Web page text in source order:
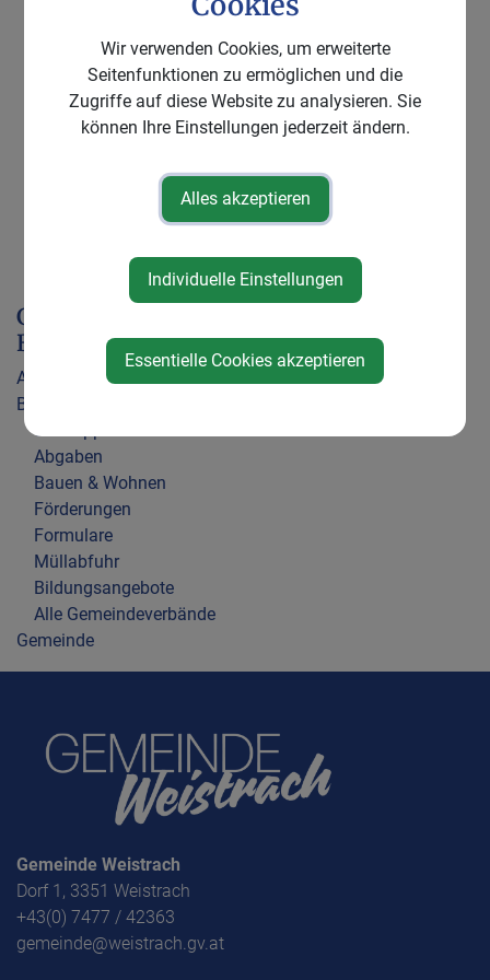
Gemeinde &
Bürgerservice
Aktuelles
Bürgerservice
Schnupperticket buchen
Abgaben
Bauen & Wohnen
Förderungen
Formulare
Müllabfuhr
Bildungsangebote
Alle Gemeindeverbände
Gemeinde
Unterhaltsansprüche nach der Scheidung
Scheidungen mit Schuldausspruch
Scheidungen ohne Schuldausspruch
Scheidung in derEU
zu diesem Thema
Letzte Aktualisierung:
Für den Inhalt verantwortlich:oesterreich.gv.at-
Gemeinde Weistrach
Dorf 1, 3351 Weistrach
+43(0) 7477 / 42363
gemeinde@weistrach.gv.at
Wir verwenden Cookies, um erweiterte
Seitenfunktionen zu ermöglichen und die
Zugriffe auf diese Website zu analysieren. Sie
können Ihre Einstellungen jederzeit ändern.
Alles akzeptieren
Individuelle Einstellungen
Essentielle Cookies akzeptieren